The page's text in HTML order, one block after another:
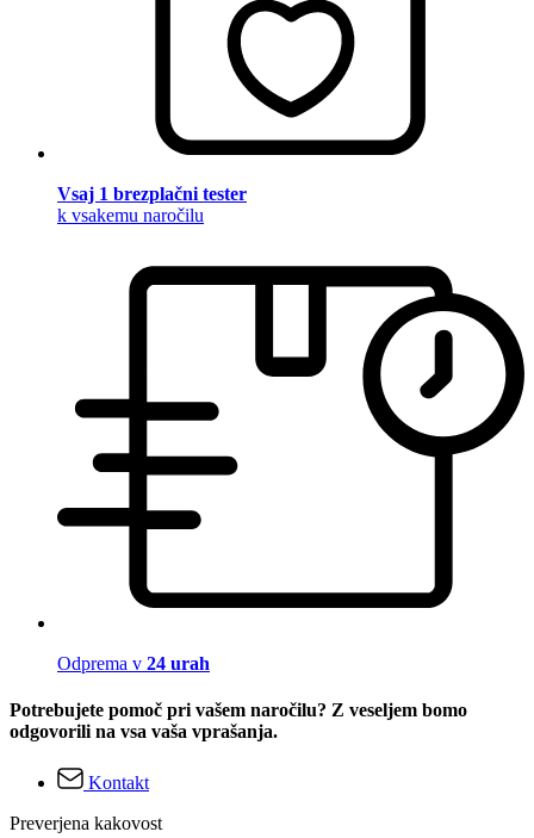
Vsaj 1 brezplačni tester
k vsakemu naročilu
Odprema v 24 urah
Potrebujete pomoč pri vašem naročilu? Z veseljem bomo
odgovorili na vsa vaša vprašanja.
Kontakt
Preverjena kakovost